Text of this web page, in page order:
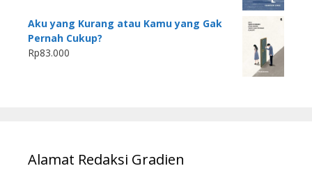
Aku yang Kurang atau Kamu yang Gak
Pernah Cukup?
Rp83.000
Alamat Redaksi Gradien